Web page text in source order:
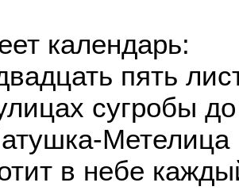
календарь:
пять
сугробы до
Метелица
в небе